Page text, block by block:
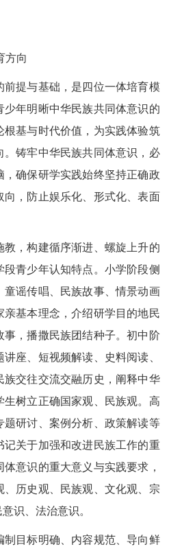
向
提与基础，是四位一体培育模
年明晰中华民族共同体意识的
基与时代价值，为实践体验筑
铸牢中华民族共同体意识，必
确保研学实践始终坚持正确政
，防止娱乐化、形式化、表面
，构建循序渐进、螺旋上升的
青少年认知特点。小学阶段侧
谣传唱、民族故事、情景动画
基本理念，介绍研学目的地民
，播撒民族团结种子。初中阶
座、短视频解读、史料阅读、
交往交流交融历史，阐释中华
树立正确国家观、民族观。高
研讨、案例分析、政策解读等
关于加强和改进民族工作的重
意识的重大意义与实践要求，
历史观、民族观、文化观、宗
识、法治意识。
目标明确、内容规范、导向鲜